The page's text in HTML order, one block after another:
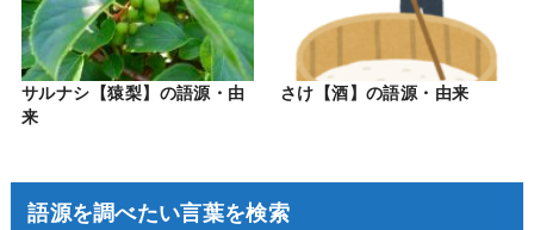
サルナシ【猿梨】の語源・由
来
さけ【酒】の語源・由来
語源を調べたい言葉を検索